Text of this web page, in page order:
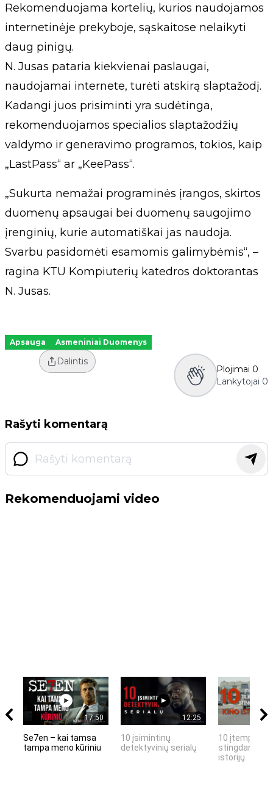
Rekomenduojama kortelių, kurios naudojamos
internetinėje prekyboje, sąskaitose nelaikyti
daug pinigų.
N. Jusas pataria kiekvienai paslaugai,
naudojamai internete, turėti atskirą slaptažodį.
Kadangi juos prisiminti yra sudėtinga,
rekomenduojamos specialios slaptažodžių
valdymo ir generavimo programos, tokios, kaip
„LastPass“ ar „KeePass“.
„Sukurta nemažai programinės įrangos, skirtos
duomenų apsaugai bei duomenų saugojimo
įrenginių, kurie automatiškai jas naudoja.
Svarbu pasidomėti esamomis galimybėmis“, –
ragina KTU Kompiuterių katedros doktorantas
N. Jusas.
Apsauga Asmeniniai Duomenys
Dalintis
Plojimai 0
Lankytojai 0
Rašyti komentarą
Rekomenduojami video
17:50
Se7en – kai tamsa
tampa meno kūriniu
12:25
10 įsimintinų
detektyvinių serialų
10 įtemptų,
stingdančių
istorijų